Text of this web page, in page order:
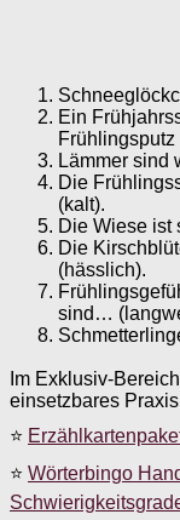
Ein
Lämmer
Die
(kalt).
Die Wiese
Die
(hässlich).
sind…
Im Exklusiv-
einsetzbares
⭐
⭐ Wörterbingo